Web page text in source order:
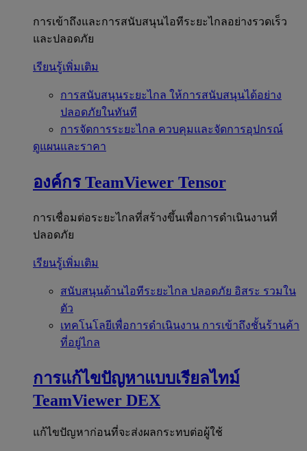
การเข้าถึงและการสนับสนุนไอทีระยะไกลอย่างรวดเร็ว
และปลอดภัย
เรียนรู้เพิ่มเติม
การสนับสนุนระยะไกล ให้การสนับสนุนได้อย่าง
ปลอดภัยในทันที
การจัดการระยะไกล ควบคุมและจัดการอุปกรณ์
ดูแผนและราคา
องค์กร TeamViewer Tensor
การเชื่อมต่อระยะไกลที่สร้างขึ้นเพื่อการดำเนินงานที่
ปลอดภัย
เรียนรู้เพิ่มเติม
สนับสนุนด้านไอทีระยะไกล ปลอดภัย อิสระ รวมใน
ตัว
เทคโนโลยีเพื่อการดำเนินงาน การเข้าถึงชั้นร้านค้า
ที่อยู่ไกล
การแก้ไขปัญหาแบบเรียลไทม์
TeamViewer DEX
แก้ไขปัญหาก่อนที่จะส่งผลกระทบต่อผู้ใช้